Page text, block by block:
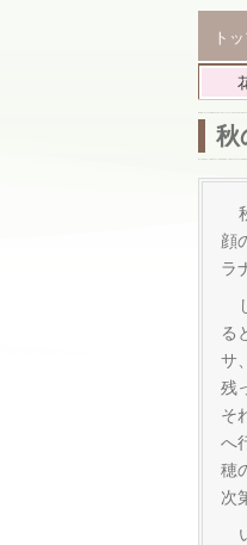
ト
秋
顔
ラ
る
サ
残
そ
へ
穂
次